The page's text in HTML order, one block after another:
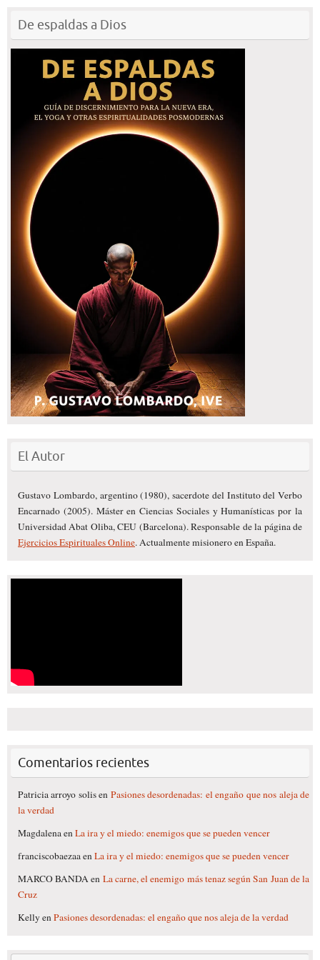
De espaldas a Dios
El Autor
Gustavo Lombardo, argentino (1980), sacerdote del Instituto del Verbo
Encarnado (2005). Máster en Ciencias Sociales y Humanísticas por la
Universidad Abat Oliba, CEU (Barcelona). Responsable de la página de
Ejercicios Espirituales Online. Actualmente misionero en España.
Comentarios recientes
Patricia arroyo solisen Pasiones desordenadas: el engaño que nos aleja de
la verdad
MagdalenaenLa ira y el miedo: enemigos que se pueden vencer
franciscobaezaaenLa ira y el miedo: enemigos que se pueden vencer
MARCO BANDAen La carne, el enemigo más tenaz según San Juan de la
Cruz
KellyenPasiones desordenadas: el engaño que nos aleja de la verdad